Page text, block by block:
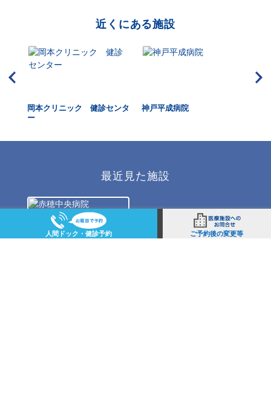
近くにある施設
岡本クリニック 健診センタ
ー
神戸平成病院
最近見た施設
人間ドック・健診予約 ご予約後の変更等